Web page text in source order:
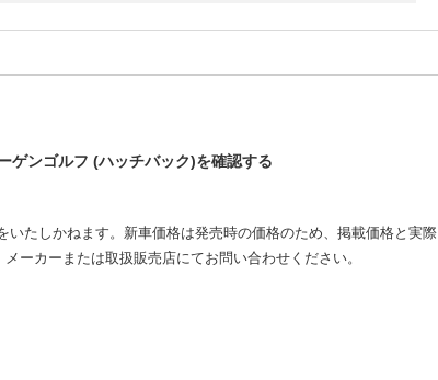
ゲンゴルフ (ハッチバック)を確認する
たしかねます。新車価格は発売時の価格のため、掲載価格と実際
ーカーまたは取扱販売店にてお問い合わせください。